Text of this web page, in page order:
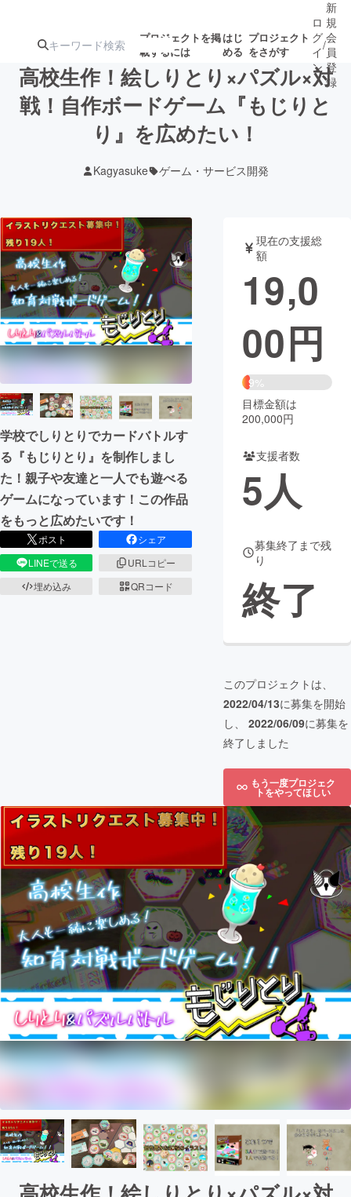
プロジェクトを掲
載するには
はじ
める
プロジェクト
をさがす
注目のリ
注目の新着プロ
ジェクト
募集終了が近いプ
テクノロジー・ガジェット
映像・映画 書籍・雑誌
ビジネス・起業 チャレンジ
まちづくり・地域活性化
CAMPFIRE for Social Good
CAMPFIRE Creation
CAMPFIREふるさと納税
コミュニティ
ロ
グ
イ
ン
/
新
規
会
員
登
録
高校生作！絵しりとり×パズル×対
戦！自作ボードゲーム『もじりと
り』を広めたい！
Kagyasuke ゲーム・サービス開発
学校でしりとりでカードバトルす
る『もじりとり』を制作しまし
た！親子や友達と一人でも遊べる
ゲームになっています！この作品
をもっと広めたいです！
ポスト
シェア
LINEで送る
URLコピー
埋め込み
QRコード
現在の支援総
額
19,0
00円
9%
目標金額は
200,000円
支援者数
5人
募集終了まで残
り
終了
このプロジェクトは、
2022/04/13に募集を開始
し、 2022/06/09に募集を
終了しました
もう一度プロジェク
トをやってほしい